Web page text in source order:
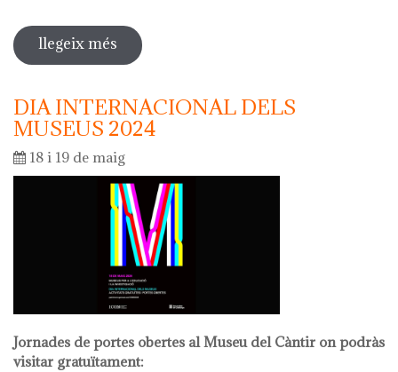
llegeix més sobre diada de la flor - l'ou com balla
a la font
DIA INTERNACIONAL DELS
MUSEUS 2024
18 i 19 de maig
Jornades de portes obertes al Museu del Càntir on podràs
visitar gratuïtament: